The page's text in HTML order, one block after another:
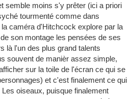
semble moins s'y prêter (ici a priori
tourmenté comme dans
caméra d'Hitchcock explore par la
son montage les pensées de ses
là l'un des plus grand talents
souvent de manièr assez simple,
sur la toile de l'écran ce qui se
et c'est finalement ce qui
oiseaux, puisque finalement